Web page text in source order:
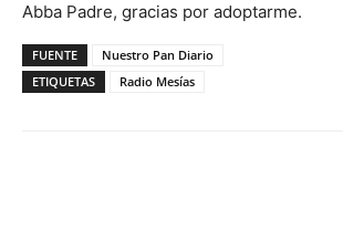
Abba Padre, gracias por adoptarme.
FUENTE
Nuestro Pan Diario
ETIQUETAS
Radio Mesías